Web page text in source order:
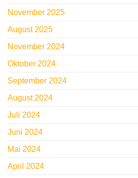
November 2025
August 2025
November 2024
Oktober 2024
September 2024
August 2024
Juli 2024
Juni 2024
Mai 2024
April 2024